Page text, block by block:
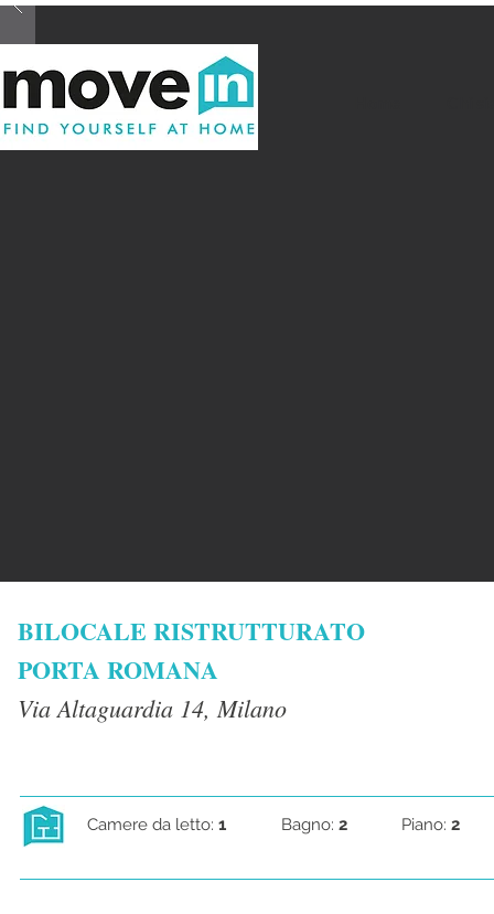
BILOCALE RISTRUTTURATO
PORTA ROMANA
Via Altaguardia 14, Milano
Camere da letto: 1 Bagno: 2 Piano: 2